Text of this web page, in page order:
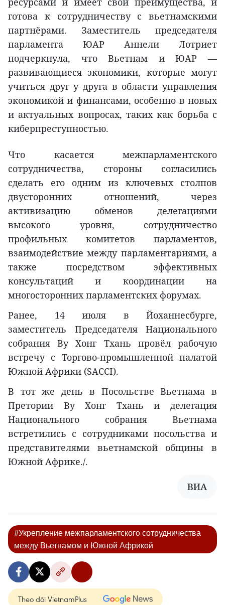
готова к сотрудничеству с вьетнамскими
партнёрами. Заместитель председателя
парламента ЮАР Аннели Лотриет
подчеркнула, что Вьетнам и ЮАР —
развивающиеся экономики, которые могут
учиться друг у друга в области управления
экономикой и финансами, особенно в новых
и актуальных вопросах, таких как борьба с
киберпреступностью.
Что касается межпарламентского
сотрудничества, стороны согласились
сделать его одним из ключевых столпов
двусторонних отношений, через
активизацию обменов делегациями
высокого уровня, сотрудничество
профильных комитетов парламентов,
взаимодействие между парламентариями, а
также посредством эффективных
консультаций и координации на
многосторонних парламентских форумах.
Ранее, 14 июля в Йоханнесбурге,
заместитель Председателя Национального
собрания Ву Хонг Тхань провёл рабочую
встречу с Торгово-промышленной палатой
Южной Африки (SACCI).
В тот же день в Посольстве Вьетнама в
Претории Ву Хонг Тхань и делегация
Национального собрания Вьетнама
встретились с сотрудниками посольства и
представителями вьетнамской общины в
Южной Африке./.
ВИА
#Укрепление межпарламентского сотрудничества
между Вьетнамом и Южной Африкой
Theo dõi VietnamPlus